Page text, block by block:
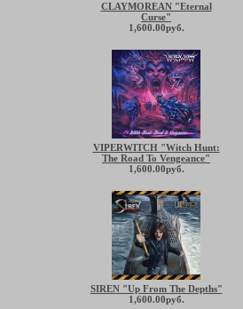
CLAYMOREAN "Eternal
Curse"
1,600.00руб.
VIPERWITCH "Witch Hunt:
The Road To Vengeance"
1,600.00руб.
SIREN "Up From The Depths"
1,600.00руб.